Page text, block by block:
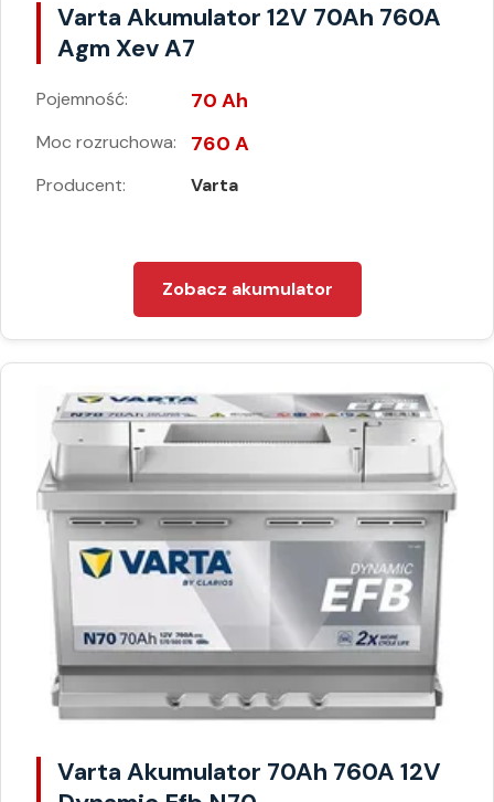
Varta Akumulator 12V 70Ah 760A
Agm Xev A7
Pojemność: 70 Ah
Moc rozruchowa: 760 A
Producent: Varta
Zobacz akumulator
Varta Akumulator 70Ah 760A 12V